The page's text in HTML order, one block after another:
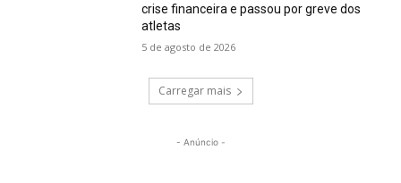
crise financeira e passou por greve dos
atletas
5 de agosto de 2026
Carregar mais
- Anúncio -